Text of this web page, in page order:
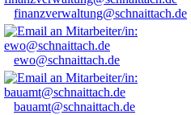
finanzverwaltung@schnaittach.de
ewo@schnaittach.de
bauamt@schnaittach.de